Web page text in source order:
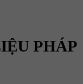
PHÁP